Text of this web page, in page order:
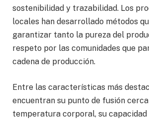
sostenibilidad y trazabilidad. Los
locales han desarrollado métodos
garantizar tanto la pureza del
respeto por las comunidades que
cadena de producción.
Entre las características más
encuentran su punto de fusión
temperatura corporal, su capacidad